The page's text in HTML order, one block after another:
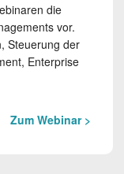
die
vor.
Steu­erung der
Enterprise
Zum Webinar >